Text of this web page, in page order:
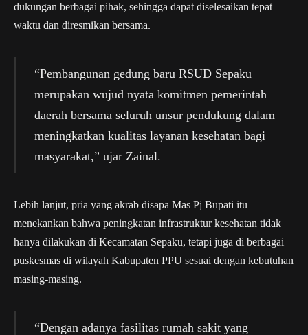
dukungan berbagai pihak, sehingga dapat diselesaikan tepat
waktu dan diresmikan bersama.
“Pembangunan gedung baru RSUD Sepaku
merupakan wujud nyata komitmen pemerintah
daerah bersama seluruh unsur pendukung dalam
meningkatkan kualitas layanan kesehatan bagi
masyarakat,” ujar Zainal.
Lebih lanjut, pria yang akrab disapa Mas Pj Bupati itu
menekankan bahwa peningkatan infrastruktur kesehatan tidak
hanya dilakukan di Kecamatan Sepaku, tetapi juga di berbagai
puskesmas di wilayah Kabupaten PPU sesuai dengan kebutuhan
masing-masing.
“Dengan adanya fasilitas rumah sakit yang